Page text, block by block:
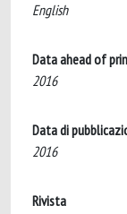
English
Data ahead of
2016
Data di
2016
Rivista